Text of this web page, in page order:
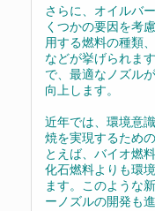
さらに、オイルバ
くつかの要因を考
用する燃料の種類
などが挙げられま
で、最適なノズル
向上します。
近年では、環境意
焼を実現するため
とえば、バイオ燃
化石燃料よりも環
ます。このような
ーノズルの開発も